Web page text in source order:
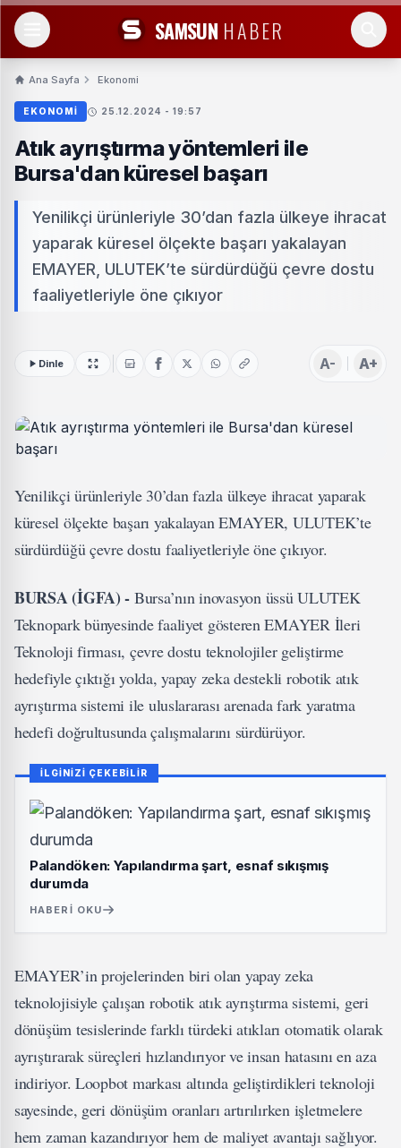
SAMSUN HABER
Ana Sayfa Ekonomi
EKONOMI 25.12.2024 - 19:57
Atık ayrıştırma yöntemleri ile
Bursa'dan küresel başarı
Yenilikçi ürünleriyle 30’dan fazla ülkeye ihracat
yaparak küresel ölçekte başarı yakalayan
EMAYER, ULUTEK’te sürdürdüğü çevre dostu
faaliyetleriyle öne çıkıyor
Dinle A- A+
Yenilikçi ürünleriyle 30’dan fazla ülkeye ihracat yaparak
küresel ölçekte başarı yakalayan EMAYER, ULUTEK’te
sürdürdüğü çevre dostu faaliyetleriyle öne çıkıyor.
BURSA (İGFA) - Bursa’nın inovasyon üssü ULUTEK
Teknopark bünyesinde faaliyet gösteren EMAYER İleri
Teknoloji firması, çevre dostu teknolojiler geliştirme
hedefiyle çıktığı yolda, yapay zeka destekli robotik atık
ayrıştırma sistemi ile uluslararası arenada fark yaratma
hedefi doğrultusunda çalışmalarını sürdürüyor.
İLGİNİZİ ÇEKEBİLİR
Palandöken: Yapılandırma şart, esnaf sıkışmış
durumda
HABERI OKU
EMAYER’in projelerinden biri olan yapay zeka
teknolojisiyle çalışan robotik atık ayrıştırma sistemi, geri
dönüşüm tesislerinde farklı türdeki atıkları otomatik olarak
ayrıştırarak süreçleri hızlandırıyor ve insan hatasını en aza
indiriyor. Loopbot markası altında geliştirdikleri teknoloji
sayesinde, geri dönüşüm oranları artırılırken işletmelere
hem zaman kazandırıyor hem de maliyet avantajı sağlıyor.